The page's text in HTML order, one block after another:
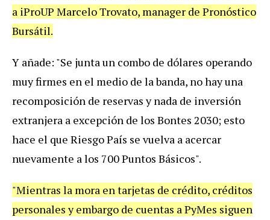
a iProUP Marcelo Trovato, manager de Pronóstico
Bursátil.
Y añade: "Se junta un combo de dólares operando
muy firmes en el medio de la banda, no hay una
recomposición de reservas y nada de inversión
extranjera a excepción de los Bontes 2030; esto
hace el que Riesgo País se vuelva a acercar
nuevamente a los 700 Puntos Básicos".
"Mientras la mora en tarjetas de crédito, créditos
personales y embargo de cuentas a PyMes siguen